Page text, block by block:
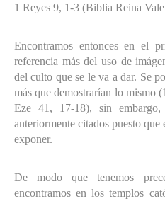
1 Reyes 9, 1-3 (Biblia Reina
Encontramos entonces en el
referencia más del uso de
del culto que se le va a dar. Se
más que demostrarían lo mismo
Eze 41, 17-18), sin embargo,
anteriormente citados puesto
exponer.
De modo que tenemos
encontramos en los templos